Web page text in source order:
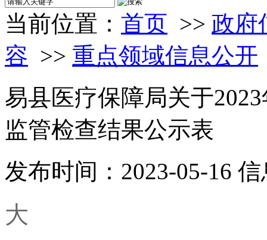
当前位置： 首页 >> 政府
容 >> 重点领域信息公开
易县医疗保障局关于
监管检查结果公示表
发布时间：2023-05-16 信
大